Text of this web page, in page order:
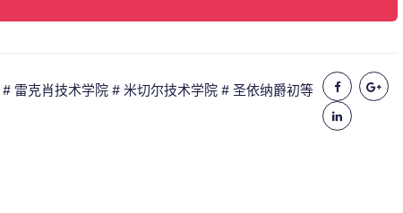
# 雷克肖技术学院 # 米切尔技术学院 # 圣依纳爵初等